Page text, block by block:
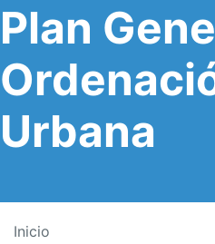
Plan
Urbana
Inicio